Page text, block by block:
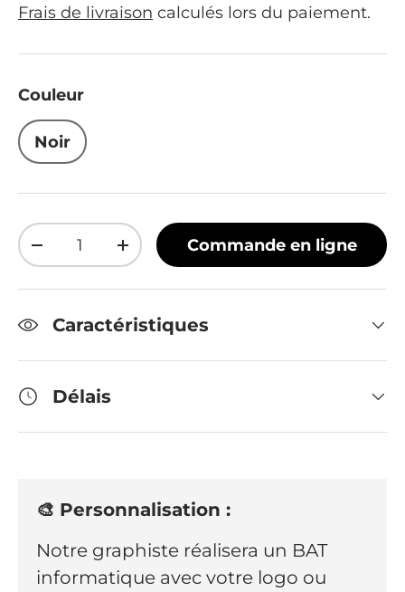
Frais de livraison calculés lors du paiement.
Couleur
Noir
Qté
Diminuer la quantité
Augmenter la quantité
Commande en ligne
Caractéristiques
Délais
🎨 Personnalisation :
Notre graphiste réalisera un BAT
informatique avec votre logo ou